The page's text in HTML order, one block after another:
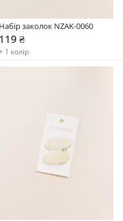
Набір заколок NZAK-0060
119 ₴
1 колір